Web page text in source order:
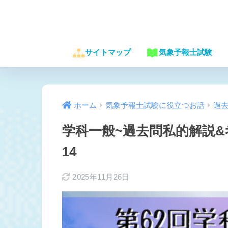
サイトマップ 気象予報士試験
ホーム 気象予報士試験に役立つお話 過
学科一般~過去問私的解説
14
2025年11月26日